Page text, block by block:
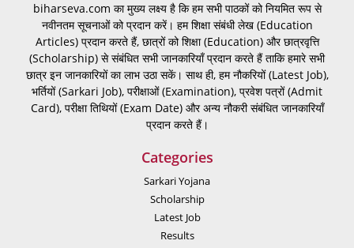
biharseva.com का मुख्य लक्ष्य है कि हम सभी पाठकों को नियमित रूप से
नवीनतम सूचनाओं को प्रदान करें। हम शिक्षा संबंधी लेख (Education
Articles) प्रदान करते हैं, छात्रों को शिक्षा (Education) और छात्रवृत्ति
(Scholarship) से संबंधित सभी जानकारियाँ प्रदान करते हैं ताकि हमारे सभी
छात्र इन जानकारियों का लाभ उठा सकें। साथ ही, हम नौकरियों (Latest Job),
भर्तियों (Sarkari Job), परीक्षाओं (Examination), प्रवेश पत्रों (Admit
Card), परीक्षा तिथियों (Exam Date) और अन्य नौकरी संबंधित जानकारियाँ
प्रदान करते हैं।
Categories
Sarkari Yojana
Scholarship
Latest Job
Results